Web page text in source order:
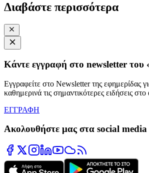
Διαβάστε περισσότερα
Κάντε εγγραφή στο newsletter του
Εγγραφείτε στο Newsletter της εφημερίδας
καθημερινά τις σημαντικότερες ειδήσεις
ΕΓΓΡΑΦΗ
Ακολουθήστε μας στα social media